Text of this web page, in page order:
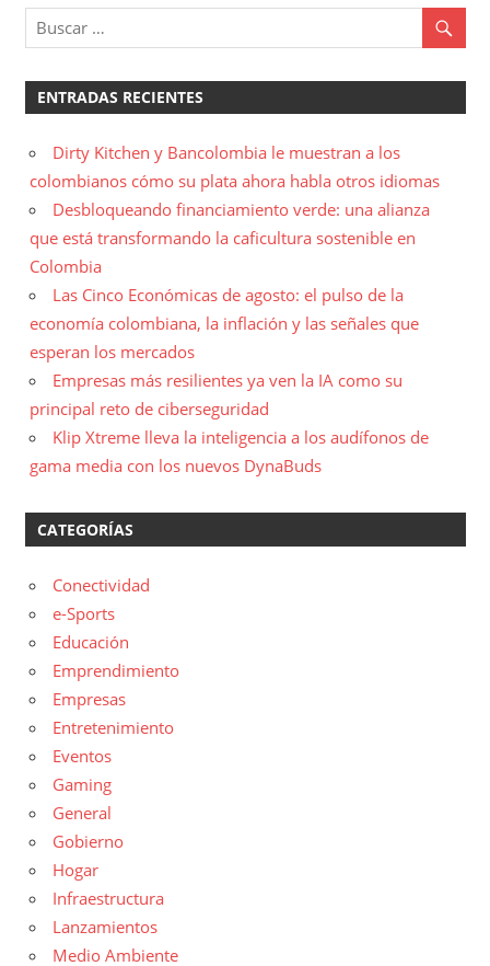
ENTRADAS RECIENTES
Dirty Kitchen y Bancolombia le muestran a los
colombianos cómo su plata ahora habla otros idiomas
Desbloqueando financiamiento verde: una alianza
que está transformando la caficultura sostenible en
Colombia
Las Cinco Económicas de agosto: el pulso de la
economía colombiana, la inflación y las señales que
esperan los mercados
Empresas más resilientes ya ven la IA como su
principal reto de ciberseguridad
Klip Xtreme lleva la inteligencia a los audífonos de
gama media con los nuevos DynaBuds
CATEGORÍAS
Conectividad
e-Sports
Educación
Emprendimiento
Empresas
Entretenimiento
Eventos
Gaming
General
Gobierno
Hogar
Infraestructura
Lanzamientos
Medio Ambiente